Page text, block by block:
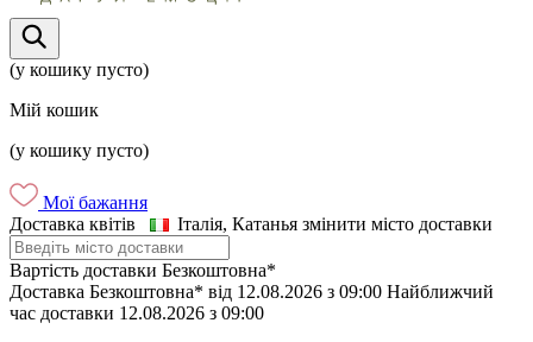
(у кошику пусто)
Мій кошик
(у кошику пусто)
Мої бажання
Доставка квітів
Італія, Катанья змінити місто доставки
Вартість доставки Безкоштовна*
Доставка Безкоштовна* від 12.08.2026 з 09:00 Найближчий
час доставки 12.08.2026 з 09:00